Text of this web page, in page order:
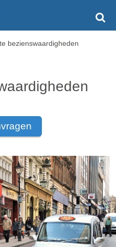
bezienswaardigheden